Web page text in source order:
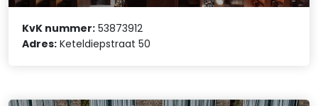
KvK nummer: 53873912
Adres: Keteldiepstraat 50